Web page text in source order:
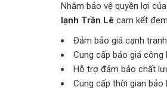
Nhằm bảo vệ quyền lợi
lạnh Trần Lê cam kết
Đảm bảo giá cạnh
Cung cấp báo giá công
Hỗ trợ đảm bảo chất
Cung cấp thời gian bảo